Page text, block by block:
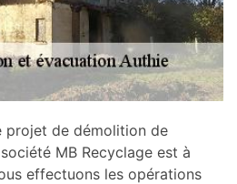
projet de démolition de
MB Recyclage est à
effectuons les opérations